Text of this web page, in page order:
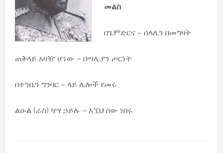
መልስ
በጌምድርና – ሰላሌን በመግዛት
ጠቅላይ አዛዥ ሆነው – በጣሊያን ጦርነት
በተንቤን ግንባር – ላይ ሌሎች የመሩ
ልዑል (ራስ) ካሣ ኃይሉ – እኚህ ሰው ነበሩ